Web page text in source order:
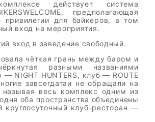
действует система
предполагающая
привилегии для байкеров, в том
вход на мероприятия.
вход в заведение свободный.
чёткая грань между баром и
разными названиями
— NIGHT HUNTERS, клуб — ROUTE
завсегдатаи не обращали на
называя весь комплекс одним из
оба пространства объединены
круглосуточный клуб-ресторан —